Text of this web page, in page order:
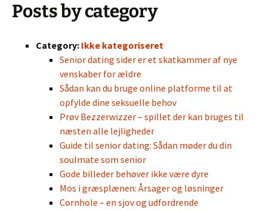
Posts by category
Category: Ikke kategoriseret
Senior dating sider er et skatkammer af nye
venskaber for ældre
Sådan kan du bruge online platforme til at
opfylde dine seksuelle behov
Prøv Bezzerwizzer – spillet der kan bruges til
næsten alle lejligheder
Guide til senior dating: Sådan møder du din
soulmate som senior
Gode billeder behøver ikke være dyre
Mos i græsplænen: Årsager og løsninger
Cornhole – en sjov og udfordrende